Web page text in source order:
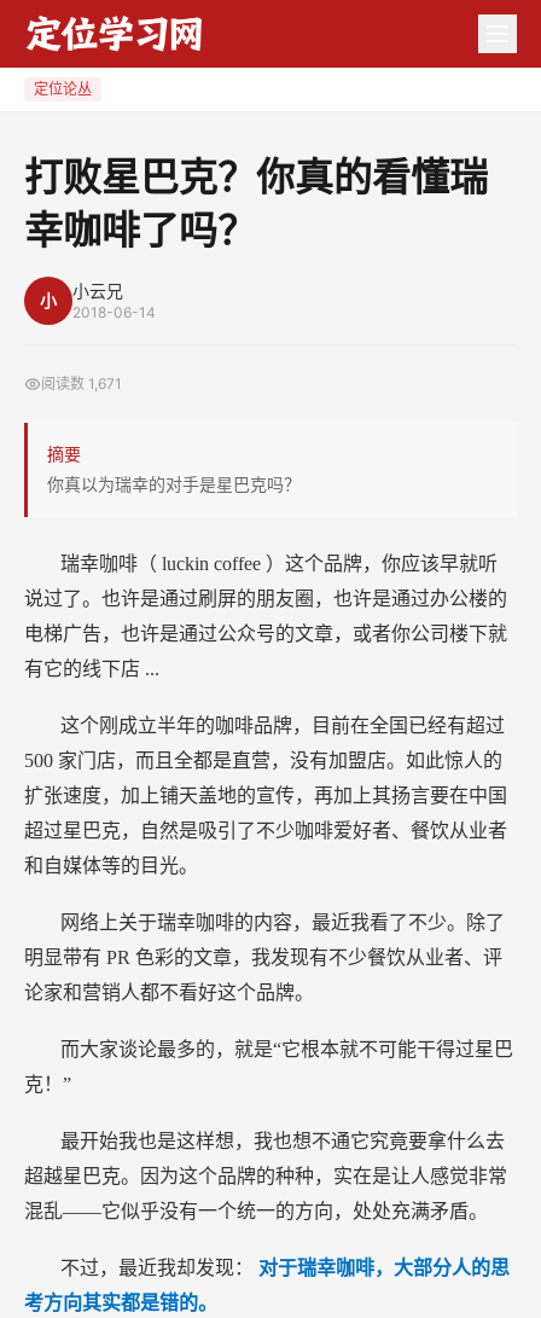
克？
吗？
定位论丛
打败星巴克？你真的看懂瑞
幸咖啡了吗？
小 小云兄
2018-06-14
阅读数 1,671
摘要
你真以为瑞幸的对手是星巴克吗？
瑞幸咖啡（luckin coffee ）这个品牌，你应该早就听
说过了。也许是通过刷屏的朋友圈，也许是通过办公楼的
电梯广告，也许是通过公众号的文章，或者你公司楼下就
有它的线下店 ...
这个刚成立半年的咖啡品牌，目前在全国已经有超过
500 家门店，而且全都是直营，没有加盟店。如此惊人的
扩张速度，加上铺天盖地的宣传，再加上其扬言要在中国
超过星巴克，自然是吸引了不少咖啡爱好者、餐饮从业者
和自媒体等的目光。
网络上关于瑞幸咖啡的内容，最近我看了不少。除了
明显带有 PR 色彩的文章，我发现有不少餐饮从业者、评
论家和营销人都不看好这个品牌。
而大家谈论最多的，就是“它根本就不可能干得过星巴
克！”
最开始我也是这样想，我也想不通它究竟要拿什么去
超越星巴克。因为这个品牌的种种，实在是让人感觉非常
混乱——它似乎没有一个统一的方向，处处充满矛盾。
不过，最近我却发现： 对于瑞幸咖啡，大部分人的思
考方向其实都是错的。